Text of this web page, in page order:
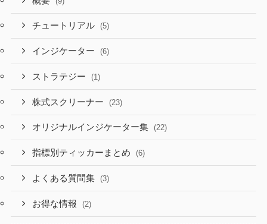
チュートリアル (5)
インジケーター (6)
ストラテジー (1)
株式スクリーナー (23)
オリジナルインジケーター集 (22)
指標別ティッカーまとめ (6)
よくある質問集 (3)
お得な情報 (2)